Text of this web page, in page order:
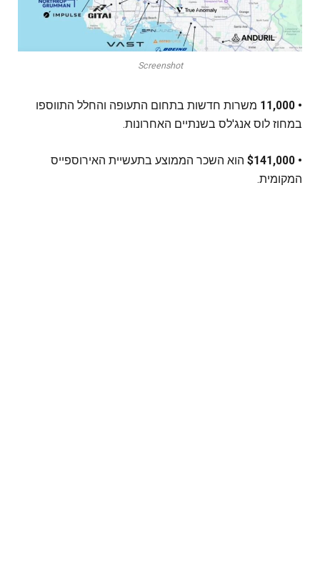
Screenshot
• 11,000
משרות חדשות בתחום התעופה והחלל התווספו
במחוז לוס אנג'לס בשנתיים האחרונות.
• $141,000
הוא השכר הממוצע בתעשיית האירוספייס
המקומית.